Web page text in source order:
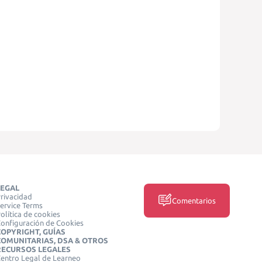
Terms
de cookies
de Cookies
GUÍAS
DSA & OTROS
LEGALES
Legal de Learneo
Comentarios